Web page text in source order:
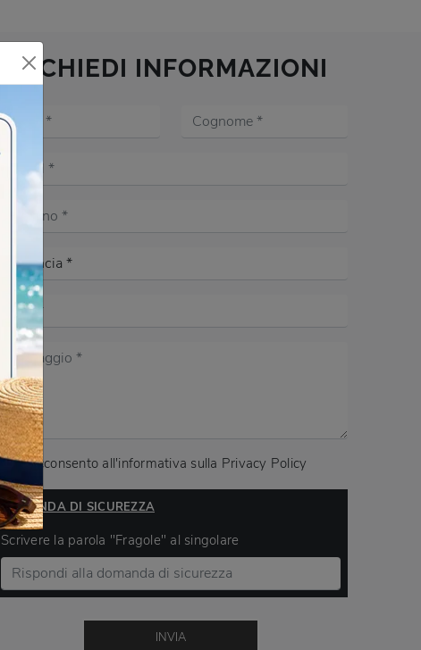
RICHIEDI INFORMAZIONI
Acconsento all'informativa sulla Privacy Policy
DOMANDA DI SICUREZZA
Scrivere la parola "Fragole" al singolare
INVIA